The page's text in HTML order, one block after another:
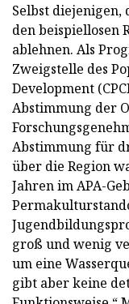
Selbst diejenigen,
den beispiellosen
ablehnen. Als
Zweigstelle des
Development
Abstimmung der
Abstimmung für
über die Region
Jahren im APA-
groß und wenig
um eine
gibt aber keine